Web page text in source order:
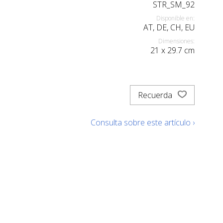
STR_SM_92
Disponible en:
AT, DE, CH, EU
Dimensiones:
21 x 29.7 cm
Recuerda
Consulta sobre este artículo ›